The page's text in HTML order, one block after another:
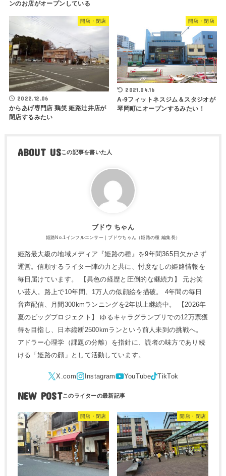
ンのお店がオープンしている
開店・閉店
2022.12.06
からあげ専門店 鶏笑 姫路辻井店が
閉店するみたい
開店・閉店
2021.04.16
A-9フィットネスジム＆スタジオが
琴岡町にオープンするみたい！
ABOUT US
ブドウ ちゃん
姫路No.1インフルエンサー｜ブドウちゃん（姫路の種 編集長）
姫路最大級の地域メディア『姫路の種』を9年間365日欠かさず
運営。信頼するライター陣の力と共に、忖度なしの姫路情報を
毎日届けています。 【異色の経歴と圧倒的な継続力】 元お笑
い芸人。路上で10年間、1万人の似顔絵を描破。 4年間の毎日
音声配信、月間300kmランニングを2年以上継続中。 【2026年
夏のビッグプロジェクト】 ゆるキャラグランプリでの12万票獲
得を目指し、日本縦断2500kmランという前人未到の挑戦へ。
アドラー心理学（課題の分離）を指針に、読者の味方であり続
ける「姫路の顔」として活動しています。
NEW POST
開店・閉店 開店・閉店